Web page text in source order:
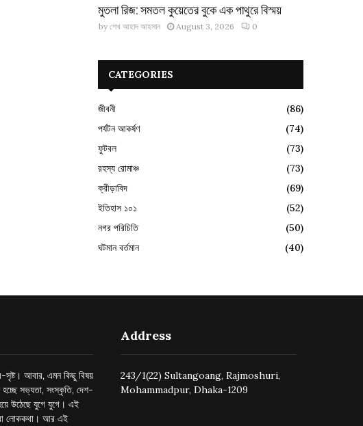
মুতলা রিজ: সমতল কুয়েতের বুকে এক পাথুরে বিস্ময়
by শেখ আহাদ আহসান August 3, 2026 0
CATEGORIES
জীবনী
(86)
পর্যটন আকর্ষণ
(74)
ফুটবল
(73)
রহস্য রোমাঞ্চ
(73)
ক্রীড়াবিদ
(69)
ইতিহাস ১০১
(52)
নগর পরিচিতি
(50)
ঘটমান বর্তমান
(40)
সৃষ্ট। আবার, এমন কিছু বিষয়
হচ্ছে সভ্যতা, সংস্কৃতি, দেশ-
উঠেছে যুগে যুগে। এই
লোককথা। আর এই
Address
243/1(22) Sultangoang, Rajmoshuri,
Mohammadpur, Dhaka-1209